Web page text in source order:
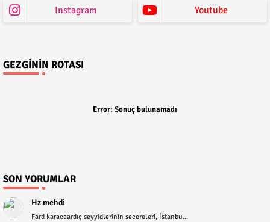
Instagram Youtube
GEZGININ ROTASI
Error: Sonuç bulunamadı
SON YORUMLAR
Hz mehdi
Fard karacaardıç seyyidlerinin secereleri, İstanbu...